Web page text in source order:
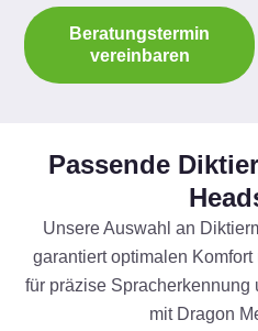
Beratungstermin
vereinbaren
Passende
Unsere Auswahl an
garantiert optimalen
für präzise Spracherkennung
mit Dragon